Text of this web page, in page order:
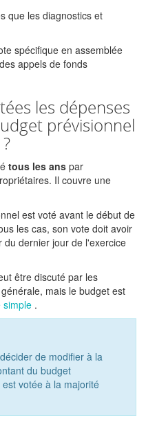
que les diagnostics et
spécifique en assemblée
appels de fonds
les dépenses
prévisionnel
tous les ans par
Il couvre une
est voté avant le début de
les cas, son vote doit avoir
du dernier jour de l'exercice
être discuté par les
mais le budget est
simple .
de modifier à la
du budget
votée à la majorité